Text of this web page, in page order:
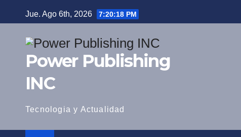
al
contenido
Jue. Ago 6th, 2026 7:20:19 PM
Power Publishing
INC
Tecnologia y Actualidad